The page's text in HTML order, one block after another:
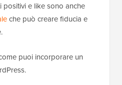
positivi e like sono anche
che può creare fiducia e
puoi incorporare un